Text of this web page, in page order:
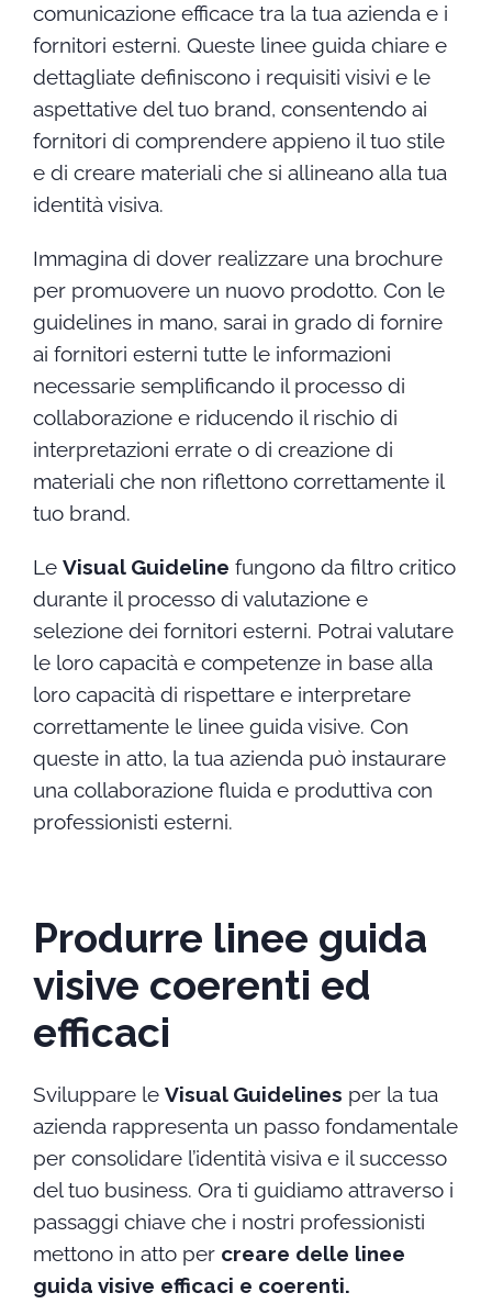
comunicazione efficace tra la tua azienda e i
fornitori esterni. Queste linee guida chiare e
dettagliate definiscono i requisiti visivi e le
aspettative del tuo brand, consentendo ai
fornitori di comprendere appieno il tuo stile
e di creare materiali che si allineano alla tua
identità visiva.
Immagina di dover realizzare una brochure
per promuovere un nuovo prodotto. Con le
guidelines in mano, sarai in grado di fornire
ai fornitori esterni tutte le informazioni
necessarie semplificando il processo di
collaborazione e riducendo il rischio di
interpretazioni errate o di creazione di
materiali che non riflettono correttamente il
tuo brand.
Le Visual Guideline fungono da filtro critico
durante il processo di valutazione e
selezione dei fornitori esterni. Potrai valutare
le loro capacità e competenze in base alla
loro capacità di rispettare e interpretare
correttamente le linee guida visive. Con
queste in atto, la tua azienda può instaurare
una collaborazione fluida e produttiva con
professionisti esterni.
Produrre linee guida
visive coerenti ed
efficaci
Sviluppare le Visual Guidelines per la tua
azienda rappresenta un passo fondamentale
per consolidare l’identità visiva e il successo
del tuo business. Ora ti guidiamo attraverso i
passaggi chiave che i nostri professionisti
mettono in atto per creare delle linee
guida visive efficaci e coerenti.